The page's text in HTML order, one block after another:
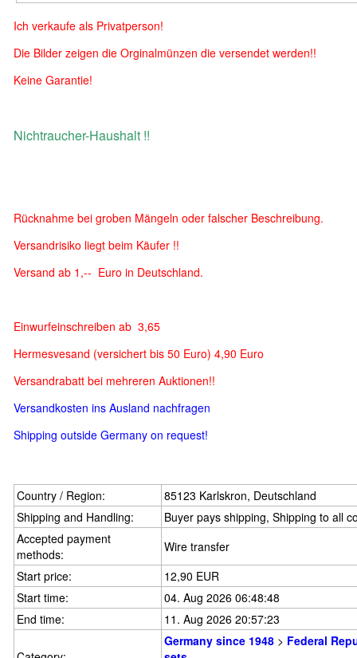
Ich verkaufe als Privatperson!
Die Bilder zeigen die Orginalmünzen die versendet werden!!
Keine Garantie!
Nichtraucher-Haushalt !!
Rücknahme bei groben Mängeln oder falscher Beschreibung.
Versandrisiko liegt beim Käufer !!
Versand ab 1,-- Euro in Deutschland.
Einwurfeinschreiben ab 3,65
Hermesvesand (versichert bis 50 Euro) 4,90 Euro
Versandrabatt bei mehreren Auktionen!!
Versandkosten ins Ausland nachfragen
Shipping outside Germany on request!
Country / Region:
85123 Karlskron, Deutschland
Shipping and Handling:
Buyer pays shipping, Shipping to all
Accepted payment
methods:
Wire transfer
Start price:
12,90 EUR
Start time:
04. Aug 2026 06:48:48
End time:
11. Aug 2026 20:57:23
Germany since 1948 > Federal